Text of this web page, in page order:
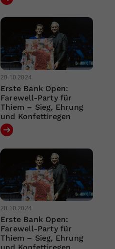
20.10.2024
Erste Bank Open:
Farewell-Party für
Thiem – Sieg, Ehrung
und Konfettiregen
20.10.2024
Erste Bank Open:
Farewell-Party für
Thiem – Sieg, Ehrung